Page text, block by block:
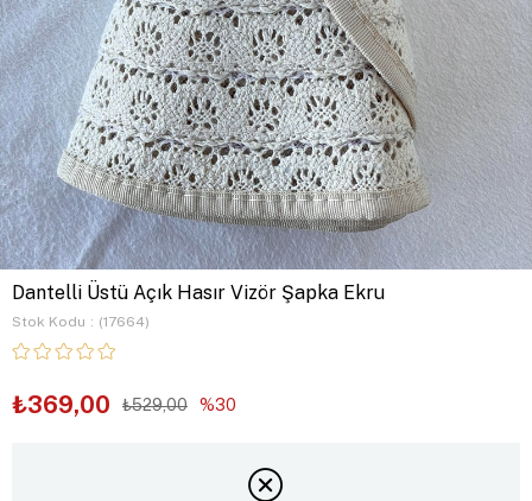
Dantelli Üstü Açık Hasır Vizör Şapka Ekru
Stok Kodu (17664)
₺529,00
₺369,00 30